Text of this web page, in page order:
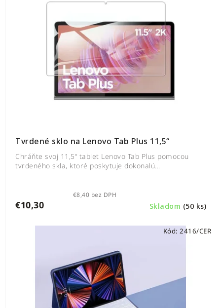
Tvrdené sklo na Lenovo Tab Plus 11,5“
Skladom (50 ks)
€8,40 bez DPH
€10,30
Chráňte svoj 11,5“ tablet Lenovo Tab Plus pomocou
tvrdeného skla, ktoré poskytuje dokonalú...
Kód: 2416/CER